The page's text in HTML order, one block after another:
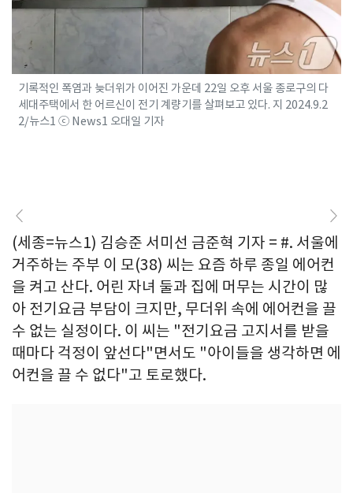
기록적인 폭염과 늦더위가 이어진 가운데 22일 오후 서울 종로구의 다
세대주택에서 한 어르신이 전기 계량기를 살펴보고 있다. 지 2024.9.2
2/뉴스1 ⓒ News1 오대일 기자
(세종=뉴스1) 김승준 서미선 금준혁 기자 = #. 서울에
거주하는 주부 이 모(38) 씨는 요즘 하루 종일 에어컨
을 켜고 산다. 어린 자녀 둘과 집에 머무는 시간이 많
아 전기요금 부담이 크지만, 무더위 속에 에어컨을 끌
수 없는 실정이다. 이 씨는 "전기요금 고지서를 받을
때마다 걱정이 앞선다"면서도 "아이들을 생각하면 에
어컨을 끌 수 없다"고 토로했다.